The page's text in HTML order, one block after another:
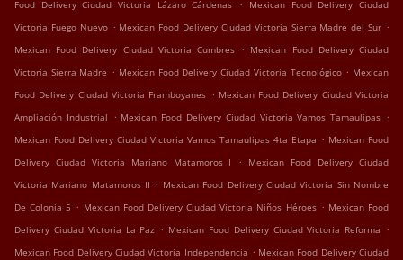
Food Delivery Ciudad Victoria Lázaro Cárdenas
Mexican Food Delivery Ciudad
Victoria Fuego Nuevo . Mexican Food Delivery Ciudad Victoria Sierra Madre del Sur .
Mexican Food Delivery Ciudad Victoria Cumbres . Mexican Food Delivery Ciudad
Victoria Sierra Madre . Mexican Food Delivery Ciudad Victoria Tecnológico . Mexican
Food Delivery Ciudad Victoria Framboyanes . Mexican Food Delivery Ciudad Victoria
Ampliación Industrial . Mexican Food Delivery Ciudad Victoria Vamos Tamaulipas .
Mexican Food Delivery Ciudad Victoria Vamos Tamaulipas 4ta Etapa . Mexican Food
Delivery Ciudad Victoria Mariano Matamoros I
.
Mexican Food Delivery Ciudad
Victoria Mariano Matamoros II . Mexican Food Delivery Ciudad Victoria Sin Nombre
De Colonia 5 . Mexican Food Delivery Ciudad Victoria Niños Héroes . Mexican Food
Delivery Ciudad Victoria La Paz . Mexican Food Delivery Ciudad Victoria Reforma .
Mexican Food Delivery Ciudad Victoria Independencia . Mexican Food Delivery Ciudad